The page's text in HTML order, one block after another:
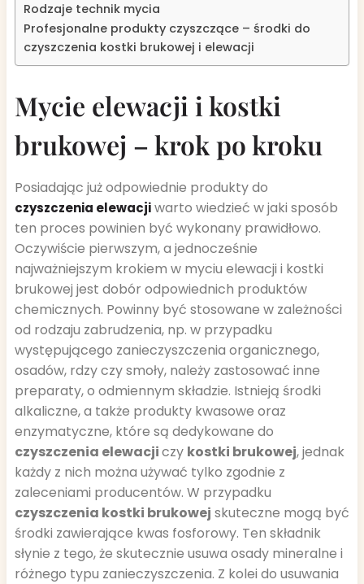
Rodzaje technik mycia
Profesjonalne produkty czyszczące – środki do
czyszczenia kostki brukowej i elewacji
Mycie elewacji i kostki
brukowej – krok po kroku
Posiadając już odpowiednie produkty do
czyszczenia elewacjiwarto wiedzieć w jaki sposób
ten proces powinien być wykonany prawidłowo.
Oczywiście pierwszym, a jednocześnie
najważniejszym krokiem w myciu elewacji i kostki
brukowej jest dobór odpowiednich produktów
chemicznych. Powinny być stosowane w zależności
od rodzaju zabrudzenia, np. w przypadku
występującego zanieczyszczenia organicznego,
osadów, rdzy czy smoły, należy zastosować inne
preparaty, o odmiennym składzie. Istnieją środki
alkaliczne, a także produkty kwasowe oraz
enzymatyczne, które są dedykowane do
czyszczenia elewacjiczy kostki brukowej, jednak
każdy z nich można używać tylko zgodnie z
zaleceniami producentów. W przypadku
czyszczenia kostki brukowej skuteczne mogą być
środki zawierające kwas fosforowy. Ten składnik
słynie z tego, że skutecznie usuwa osady mineralne i
różnego typu zanieczyszczenia. Z kolei do usuwania